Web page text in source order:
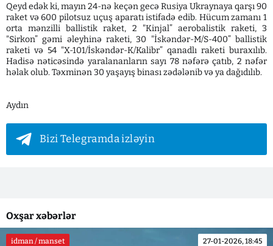
Qeyd edək ki, mayın 24-nə keçən gecə Rusiya Ukraynaya qarşı 90
raket və 600 pilotsuz uçuş aparatı istifadə edib. Hücum zamanı 1
orta mənzilli ballistik raket, 2 "Kinjal” aerobalistik raketi, 3
"Sirkon” gəmi əleyhinə raketi, 30 "İskəndər-M/S-400” ballistik
raketi və 54 "X-101/İskəndər-K/Kalibr” qanadlı raketi buraxılıb.
Hadisə nəticəsində yaralananların sayı 78 nəfərə çatıb, 2 nəfər
həlak olub. Təxminən 30 yaşayış binası zədələnib və ya dağıdılıb.
Aydın
Bizi Telegramda izləyin
Oxşar xəbərlər
idman / manset 27-01-2026, 18:45